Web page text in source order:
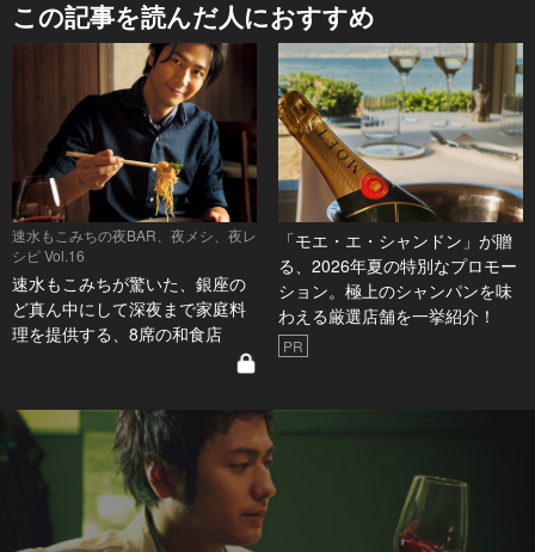
この記事を読んだ人におすすめ
速水もこみちの夜BAR、夜メシ、夜レ
シピ Vol.16
速水もこみちが驚いた、銀座の
ど真ん中にして深夜まで家庭料
理を提供する、8席の和食店
「モエ・エ・シャンドン」が贈
る、2026年夏の特別なプロモー
ション。極上のシャンパンを味
わえる厳選店舗を一挙紹介！
PR